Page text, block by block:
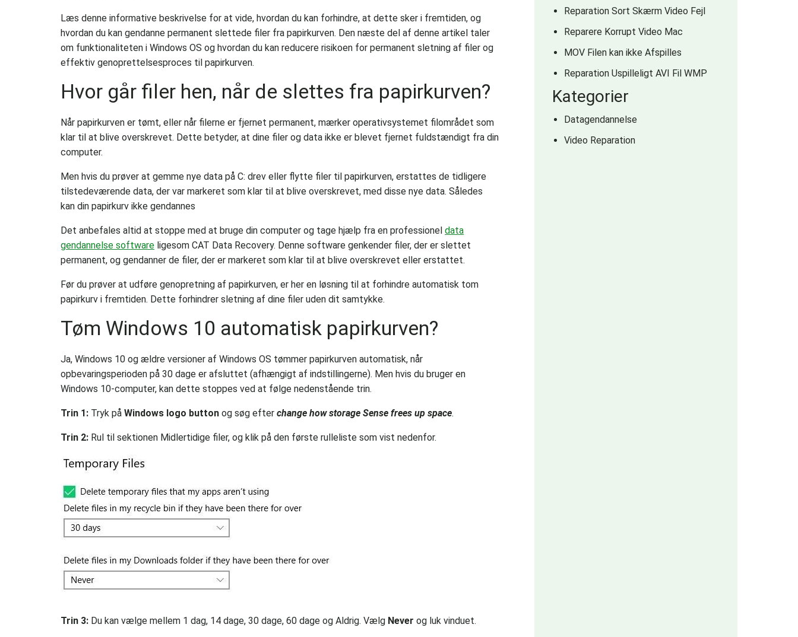
Læs denne informative beskrivelse for at vide, hvordan du kan forhindre, at dette sker i fremtiden, og
hvordan du kan gendanne permanent slettede filer fra papirkurven. Den næste del af denne artikel taler
om funktionaliteten i Windows OS og hvordan du kan reducere risikoen for permanent sletning af filer og
effektiv genoprettelsesproces til papirkurven.
Hvor går filer hen, når de slettes fra papirkurven?
Når papirkurven er tømt, eller når filerne er fjernet permanent, mærker operativsystemet filområdet som
klar til at blive overskrevet. Dette betyder, at dine filer og data ikke er blevet fjernet fuldstændigt fra din
computer.
Men hvis du prøver at gemme nye data på C: drev eller flytte filer til papirkurven, erstattes de tidligere
tilstedeværende data, der var markeret som klar til at blive overskrevet, med disse nye data. Således
kan din papirkurv ikke gendannes
Det anbefales altid at stoppe med at bruge din computer og tage hjælp fra en professionel data
gendannelse software ligesom CAT Data Recovery. Denne software genkender filer, der er slettet
permanent, og gendanner de filer, der er markeret som klar til at blive overskrevet eller erstattet.
Før du prøver at udføre genopretning af papirkurven, er her en løsning til at forhindre automatisk tom
papirkurv i fremtiden. Dette forhindrer sletning af dine filer uden dit samtykke.
Tøm Windows 10 automatisk papirkurven?
Ja, Windows 10 og ældre versioner af Windows OS tømmer papirkurven automatisk, når
opbevaringsperioden på 30 dage er afsluttet (afhængigt af indstillingerne). Men hvis du bruger en
Windows 10-computer, kan dette stoppes ved at følge nedenstående trin.
Trin 1: Tryk på Windows logo button og søg efter change how storage Sense frees up space.
Trin 2: Rul til sektionen Midlertidige filer, og klik på den første rulleliste som vist nedenfor.
Trin 3: Du kan vælge mellem 1 dag, 14 dage, 30 dage, 60 dage og Aldrig. Vælg Never og luk vinduet.
Reparation Sort Skærm Video Fejl
Reparere Korrupt Video Mac
MOV Filen kan ikke Afspilles
Reparation Uspilleligt AVI Fil WMP
Kategorier
Datagendannelse
Video Reparation